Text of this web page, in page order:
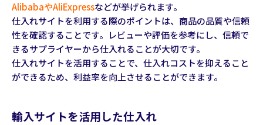
AlibabaやAliExpressなどが挙げられます。
仕入れサイトを利用する際のポイントは、商品の品質や信頼
性を確認することです。レビューや評価を参考にし、信頼で
きるサプライヤーから仕入れることが大切です。
仕入れサイトを活用することで、仕入れコストを抑えること
ができるため、利益率を向上させることができます。
輸入サイトを活用した仕入れ